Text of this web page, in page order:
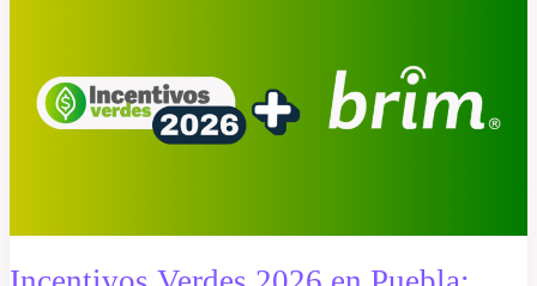
Puebla:
40%
para